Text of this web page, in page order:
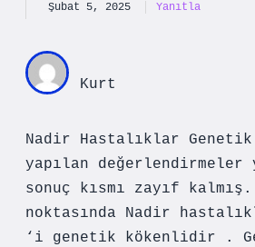
Şubat 5, 2025 Yanıtla
Kurt
Nadir Hastalıklar
yapılan değerlendirmeler
sonuç kısmı zayıf kalmış.
noktasında Nadir
‘i genetik kökenlidir .